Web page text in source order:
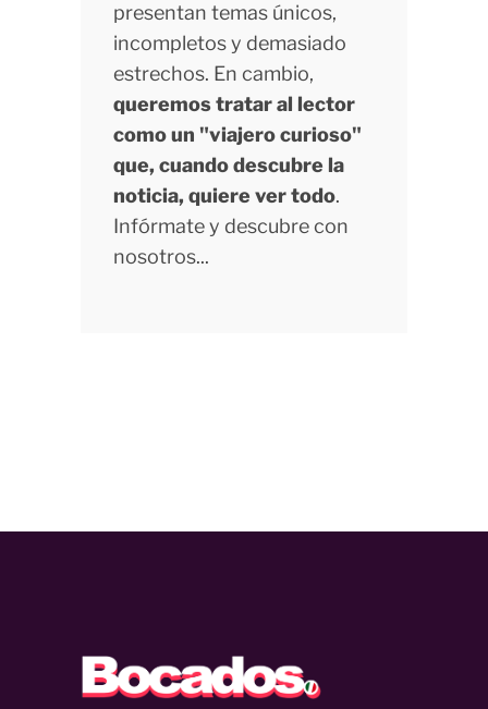
presentan temas únicos,
incompletos y demasiado
estrechos. En cambio,
queremos tratar al lector
como un "viajero curioso"
que, cuando descubre la
noticia, quiere ver todo.
Infórmate y descubre con
nosotros...